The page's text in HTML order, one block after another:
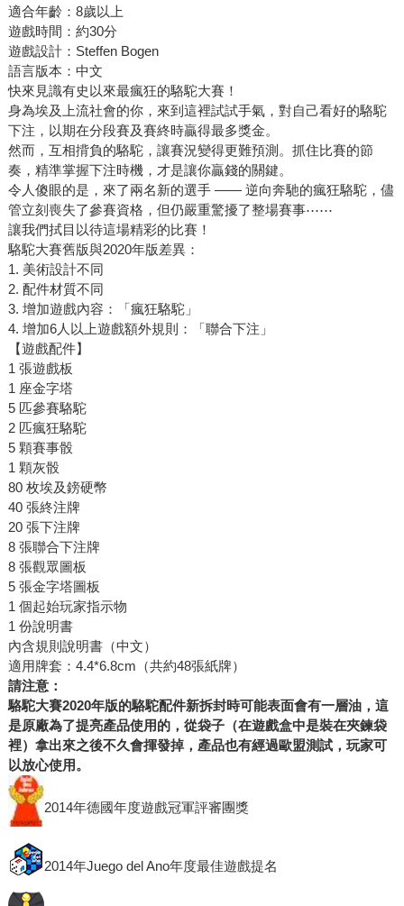
適合年齡：8歲以上
遊戲時間：約30分
遊戲設計：Steffen Bogen
語言版本：中文
快來見識有史以來最瘋狂的駱駝大賽！
身為埃及上流社會的你，來到這裡試試手氣，對自己看好的駱駝
下注，以期在分段賽及賽終時贏得最多獎金。
然而，互相揹負的駱駝，讓賽況變得更難預測。抓住比賽的節
奏，精準掌握下注時機，才是讓你贏錢的關鍵。
令人傻眼的是，來了兩名新的選手 —— 逆向奔馳的瘋狂駱駝，儘
管立刻喪失了參賽資格，但仍嚴重驚擾了整場賽事⋯⋯
讓我們拭目以待這場精彩的比賽！
駱駝大賽舊版與2020年版差異：
1. 美術設計不同
2. 配件材質不同
3. 增加遊戲內容：「瘋狂駱駝」
4. 增加6人以上遊戲額外規則：「聯合下注」
【遊戲配件】
1 張遊戲板
1 座金字塔
5 匹參賽駱駝
2 匹瘋狂駱駝
5 顆賽事骰
1 顆灰骰
80 枚埃及鎊硬幣
40 張終注牌
20 張下注牌
8 張聯合下注牌
8 張觀眾圖板
5 張金字塔圖板
1 個起始玩家指示物
1 份說明書
內含規則說明書（中文）
適用牌套：4.4*6.8cm（共約48張紙牌）
請注意：
駱駝大賽2020年版的駱駝配件新拆封時可能表面會有一層油，這
是原廠為了提亮產品使用的，從袋子（在遊戲盒中是裝在夾鍊袋
裡）拿出來之後不久會揮發掉，產品也有經過歐盟測試，玩家可
以放心使用。
2014年德國年度遊戲冠軍評審團獎
2014年Juego del Ano年度最佳遊戲提名